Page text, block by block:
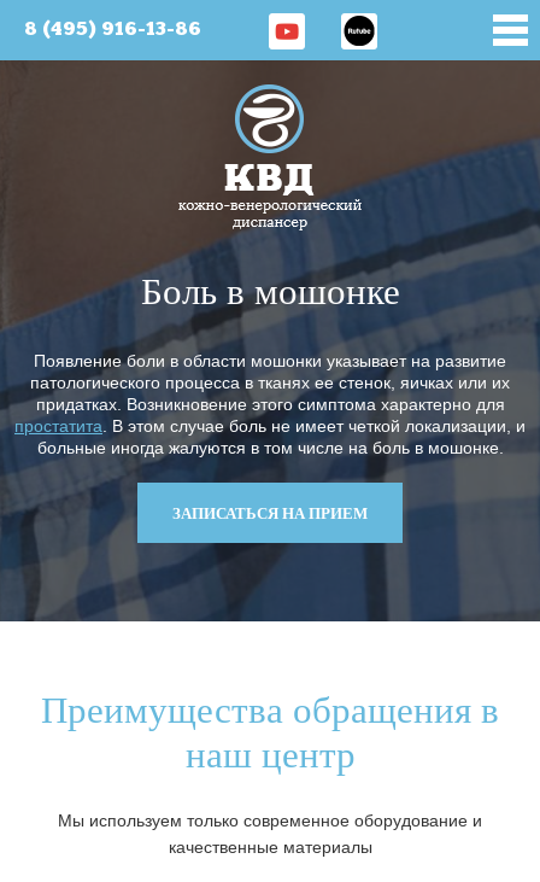
8 (495) 916-13-86
Боль в мошонке
Появление боли в области мошонки указывает на развитие
патологического процесса в тканях ее стенок, яичках или их
придатках. Возникновение этого симптома характерно для
простатита . В этом случае боль не имеет четкой локализации, и
больные иногда жалуются в том числе на боль в мошонке.
ЗАПИСАТЬСЯ НА ПРИЕМ
Преимущества обращения в
наш центр
Мы используем только современное оборудование и
качественные материалы